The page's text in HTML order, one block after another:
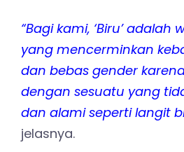
“Bagi kami, ‘Biru’ adalah
yang mencerminkan
dan bebas gender
dengan sesuatu yang
dan alami seperti langit
jelasnya.